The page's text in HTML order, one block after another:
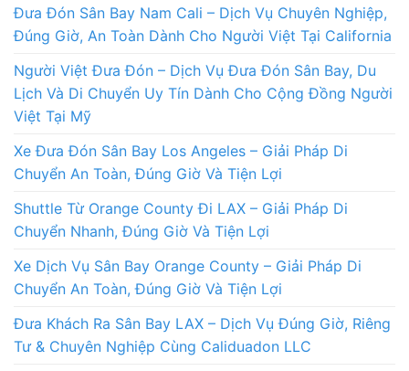
Đưa Đón Sân Bay Nam Cali – Dịch Vụ Chuyên Nghiệp,
Đúng Giờ, An Toàn Dành Cho Người Việt Tại California
Người Việt Đưa Đón – Dịch Vụ Đưa Đón Sân Bay, Du
Lịch Và Di Chuyển Uy Tín Dành Cho Cộng Đồng Người
Việt Tại Mỹ
Xe Đưa Đón Sân Bay Los Angeles – Giải Pháp Di
Chuyển An Toàn, Đúng Giờ Và Tiện Lợi
Shuttle Từ Orange County Đi LAX – Giải Pháp Di
Chuyển Nhanh, Đúng Giờ Và Tiện Lợi
Xe Dịch Vụ Sân Bay Orange County – Giải Pháp Di
Chuyển An Toàn, Đúng Giờ Và Tiện Lợi
Đưa Khách Ra Sân Bay LAX – Dịch Vụ Đúng Giờ, Riêng
Tư & Chuyên Nghiệp Cùng Caliduadon LLC